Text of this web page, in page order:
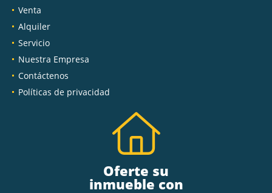
Venta
Alquiler
Servicio
Nuestra Empresa
Contáctenos
Políticas de privacidad
Oferte su
inmueble con